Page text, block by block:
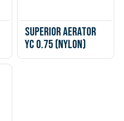
Superior Aerator
YC 0.75 (Nylon)